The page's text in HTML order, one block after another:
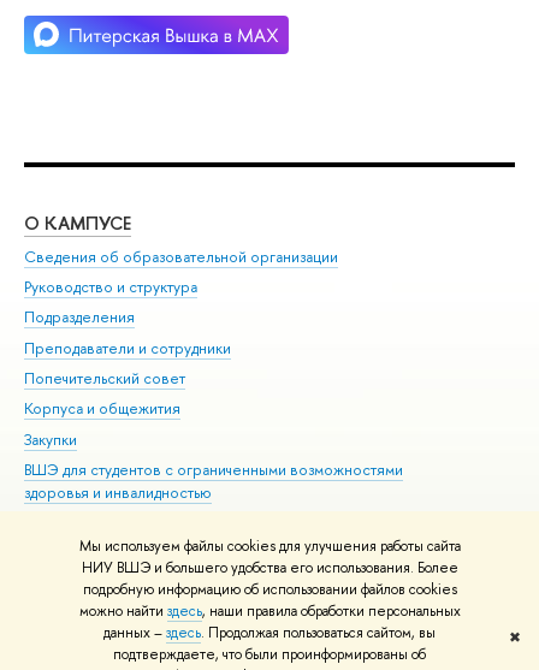
Мы используем файлы cookies для улучшения работы сайта
НИУ ВШЭ и большего удобства его использования. Более
подробную информацию об использовании файлов cookies
можно найти здесь, наши правила обработки персональных
данных –здесь. Продолжая пользоваться сайтом, вы
подтверждаете, что были проинформированы об
✖
О КАМПУСЕ
Сведения об образовательной организации
Руководство и структура
Подразделения
Преподаватели и сотрудники
Попечительский совет
Корпуса и общежития
Закупки
ВШЭ для студентов с ограниченными возможностями
здоровья и инвалидностью
Единая платежная страница